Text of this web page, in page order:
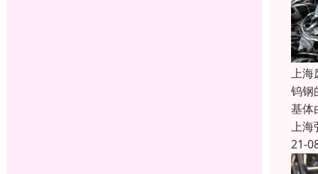
上海
钨钢
基体
上海
21-